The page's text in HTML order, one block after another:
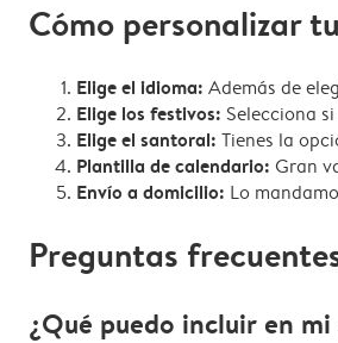
Cómo personalizar
Elige el idioma: Además de
Elige los festivos: Selecciona
Elige el santoral: Tienes la
Plantilla de calendario: Gran
Envío a domicilio: Lo
Preguntas
¿Qué puedo incluir en